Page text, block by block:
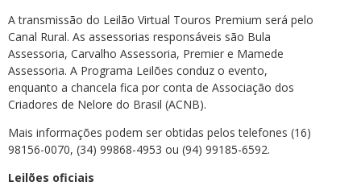
A transmissão do Leilão Virtual Touros Premium será pelo
Canal Rural. As assessorias responsáveis são Bula
Assessoria, Carvalho Assessoria, Premier e Mamede
Assessoria. A Programa Leilões conduz o evento,
enquanto a chancela fica por conta de Associação dos
Criadores de Nelore do Brasil (ACNB).
Mais informações podem ser obtidas pelos telefones (16)
98156-0070, (34) 99868-4953 ou (94) 99185-6592.
Leilões oficiais